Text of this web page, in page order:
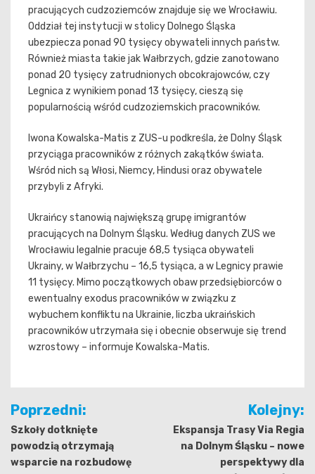
pracujących cudzoziemców znajduje się we Wrocławiu.
Oddział tej instytucji w stolicy Dolnego Śląska
ubezpiecza ponad 90 tysięcy obywateli innych państw.
Również miasta takie jak Wałbrzych, gdzie zanotowano
ponad 20 tysięcy zatrudnionych obcokrajowców, czy
Legnica z wynikiem ponad 13 tysięcy, cieszą się
popularnością wśród cudzoziemskich pracowników.
Iwona Kowalska-Matis z ZUS-u podkreśla, że Dolny Śląsk
przyciąga pracowników z różnych zakątków świata.
Wśród nich są Włosi, Niemcy, Hindusi oraz obywatele
przybyli z Afryki.
Ukraińcy stanowią największą grupę imigrantów
pracujących na Dolnym Śląsku. Według danych ZUS we
Wrocławiu legalnie pracuje 68,5 tysiąca obywateli
Ukrainy, w Wałbrzychu – 16,5 tysiąca, a w Legnicy prawie
11 tysięcy. Mimo początkowych obaw przedsiębiorców o
ewentualny exodus pracowników w związku z
wybuchem konfliktu na Ukrainie, liczba ukraińskich
pracowników utrzymała się i obecnie obserwuje się trend
wzrostowy – informuje Kowalska-Matis.
Nawigacja
wpisu
Poprzedni:
Szkoły dotknięte
powodzią otrzymają
wsparcie na rozbudowę
Kolejny:
Ekspansja Trasy Via Regia
na Dolnym Śląsku – nowe
perspektywy dla